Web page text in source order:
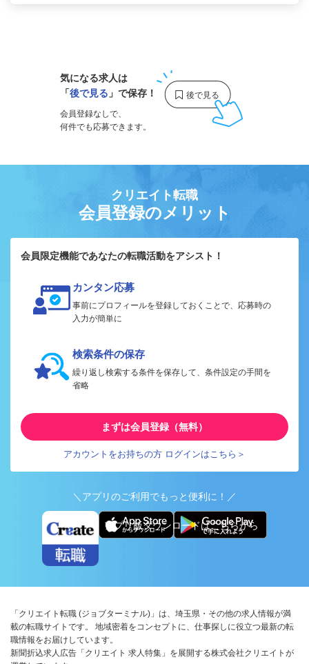
気になる求人は
「後で見る 」で保存！
会員登録なしで、
何件でも応募できます。
クリエイト転職
会員登録のメリット
会員限定機能であなたの転職活動をアシスト！
カンタン応募
事前にプロフィールを登録しておくことで、応募時の
入力が簡単に
検索条件の保存
繰り返し検索する条件を保存して、条件設定の手間を
省略
まずは会員登録（無料）
アカウントをお持ちの方 ログインはこちら＞
＼アプリのご利用でもっと便利に！／
アプリ版ダウンロードはこちらから
「クリエイト転職 (ジョブターミナル)」は、埼玉県・その他の求人情報が満
載の転職サイトです。 地域密着をコンセプトに、仕事探しに役立つ最新の転
職情報をお届けしています。
新聞折込求人広告「クリエイト 求人特集」を展開する株式会社クリエイトが